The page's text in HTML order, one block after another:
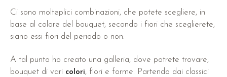
Ci sono molteplici combinazioni, che potete scegliere, in
base al colore del bouquet, secondo i fiori che sceglierete,
siano essi fiori del periodo o non.
A tal punto ho creato una galleria, dove potrete trovare,
bouquet di vari colori, fiori e forme. Partendo dai classici